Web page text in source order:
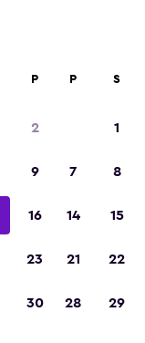
P
2
9
16
23
30
P S
1
7 8
14 15
21 22
28 29